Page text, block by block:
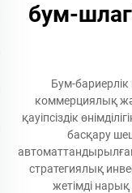
бум-
Бум-бариерлік
коммерциялық
қауіпсіздік
басқару
стратегиялық
жетімді